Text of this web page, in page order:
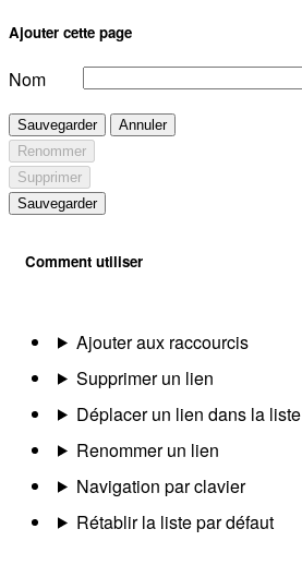
Ajouter cette page
Nom
Sauvegarder
Annuler
Renommer
Supprimer
Sauvegarder
Comment utiliser
Ajouter aux raccourcis
Supprimer un lien
Déplacer un lien dans la liste
Renommer un lien
Navigation par clavier
Rétablir la liste par défaut